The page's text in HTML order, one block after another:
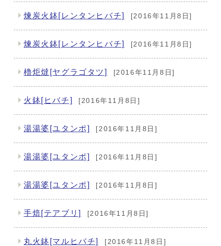
煉炭火鉢[レンタンヒバチ] [2016年11月8日]
煉炭火鉢[レンタンヒバチ] [2016年11月8日]
櫓炬燵[ヤグラゴタツ] [2016年11月8日]
火鉢[ヒバチ] [2016年11月8日]
湯湯婆[ユタンポ] [2016年11月8日]
湯湯婆[ユタンポ] [2016年11月8日]
湯湯婆[ユタンポ] [2016年11月8日]
手焙[テアブリ] [2016年11月8日]
丸火鉢[マルヒバチ] [2016年11月8日]